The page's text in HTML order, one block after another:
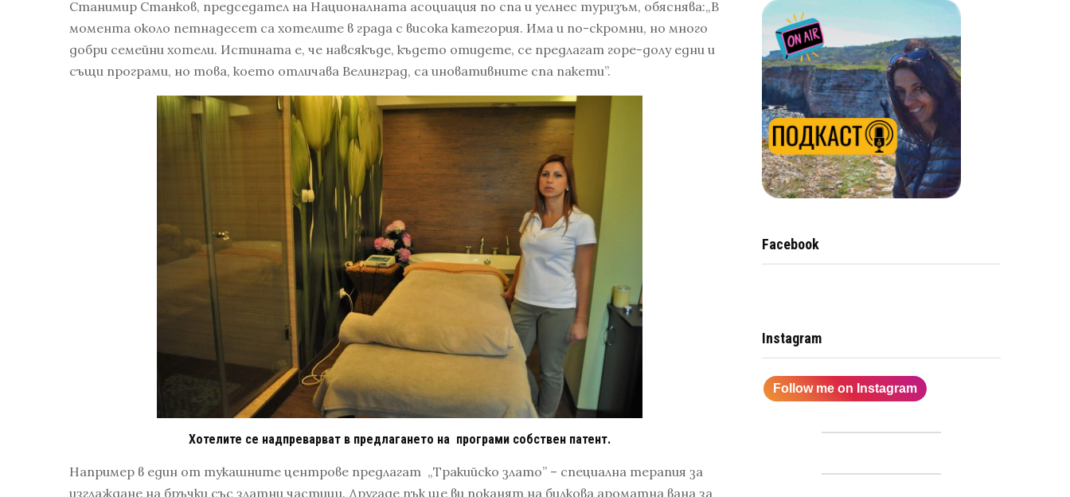
Станимир Станков, председател на Националната асоциация по спа и уелнес туризъм, обяснява:„В
момента около петнадесет са хотелите в града с висока категория. Има и по-скромни, но много
добри семейни хотели. Истината е, че навсякъде, където отидете, се предлагат горе-долу едни и
същи програми, но това, което отличава Велинград, са иновативните спа пакети”.
Хотелите се надпреварват в предлагането на програми собствен патент.
Например в един от тукашните центрове предлагат „Тракийско злато” – специална терапия за
изглаждане на бръчки със златни частици. Другаде пък ще ви поканят на билкова ароматна вана за
Facebook
Instagram
Follow me on Instagram